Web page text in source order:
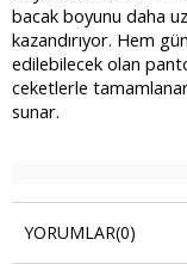
bacak boyunu daha
kazandırıyor. Hem
edilebilecek olan
ceketlerle
sunar.
YORUMLAR(0)